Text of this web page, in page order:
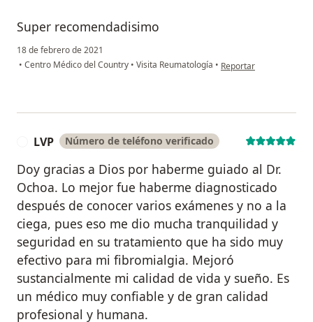
Super recomendadisimo
18 de febrero de 2021
• Centro Médico del Country • Visita Reumatología • en opinión del usuario
Reportar
LVP Número de teléfono verificado
Doy gracias a Dios por haberme guiado al Dr.
Ochoa. Lo mejor fue haberme diagnosticado
después de conocer varios exámenes y no a la
ciega, pues eso me dio mucha tranquilidad y
seguridad en su tratamiento que ha sido muy
efectivo para mi fibromialgia. Mejoró
sustancialmente mi calidad de vida y sueño. Es
un médico muy confiable y de gran calidad
profesional y humana.